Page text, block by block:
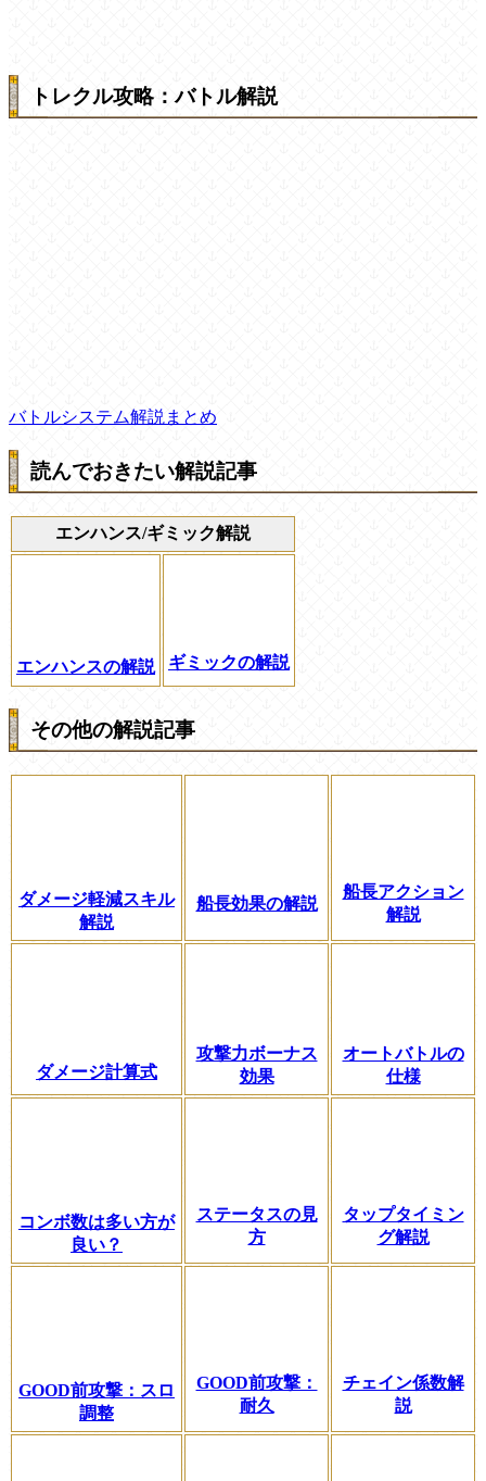
トレクル攻略：バトル解説
バトルシステム解説まとめ
読んでおきたい解説記事
エンハンス/ギミック解説
エンハンスの解説 ギミックの解説
その他の解説記事
ダメージ軽減スキル
解説
船長効果の解説
船長アクション
解説
ダメージ計算式
攻撃力ボーナス
効果
オートバトルの
仕様
コンボ数は多い方が
良い？
ステータスの見
方
タップタイミン
グ解説
GOOD前攻撃：スロ
調整
GOOD前攻撃：
耐久
チェイン係数解
説